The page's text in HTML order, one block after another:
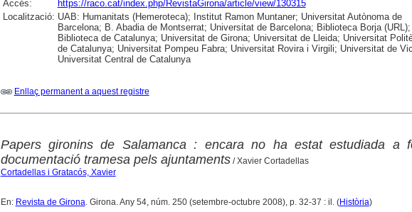
Accés:
https://raco.cat/index.php/RevistaGirona/article/view/130315
Localització: UAB: Humanitats (Hemeroteca); Institut Ramon Muntaner; Universitat Autònoma de
Barcelona; B. Abadia de Montserrat; Universitat de Barcelona; Biblioteca Borja (URL);
Biblioteca de Catalunya; Universitat de Girona; Universitat de Lleida; Universitat
de Catalunya; Universitat Pompeu Fabra; Universitat Rovira i Virgili; Universitat de
Universitat Central de Catalunya
Enllaç permanent a aquest registre
Papers gironins de Salamanca : encara no ha estat estudiada a
documentació tramesa pels ajuntaments/ Xavier Cortadellas
Cortadellas i Gratacós, Xavier
En: Revista de Girona . Girona. Any 54, núm. 250 (setembre-octubre 2008), p. 32-37 : il. (Història)